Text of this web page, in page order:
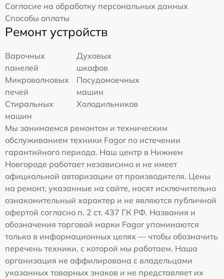
Согласие на обработку персональных данных
Способы оплаты
Ремонт устройств
Варочных
панелей
Духовых
шкафов
Микроволновых
печей
Посудомоечных
машин
Стиральных
машин
Холодильников
Мы занимаемся ремонтом и техническим
обслуживанием техники Fagor по истечении
гарантийного периода. Наш центр в Нижнем
Новгороде работает независимо и не имеет
официальной авторизации от производителя. Цены
на ремонт, указанные на сайте, носят исключительно
ознакомительный характер и не являются публичной
офертой согласно п. 2 ст. 437 ГК РФ. Названия и
обозначения торговой марки Fagor упоминаются
только в информационных целях — чтобы обозначить
перечень техники, с которой мы работаем. Наша
организация не аффилирована с владельцами
указанных товарных знаков и не представляет их